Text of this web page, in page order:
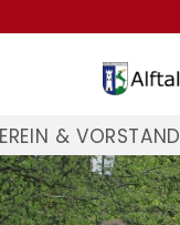
& VORSTAND